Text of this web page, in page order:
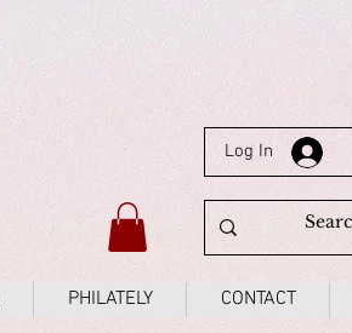
Log In
PHILATELY CONTACT